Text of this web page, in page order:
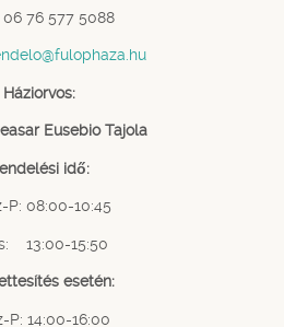
76 577 5088
Háziorvos:
Eusebio Tajola
idő:
P: 08:00-10:45
13:00-15:50
esetén:
P: 14:00-16:00